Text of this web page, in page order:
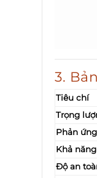
3.
Tiêu chí
Trọng
Phản
Khả
Độ an